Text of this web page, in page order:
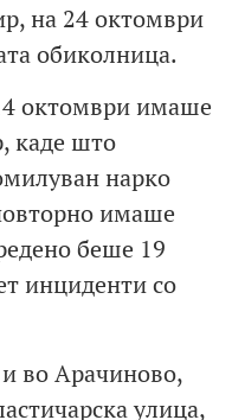
на 24 октомври
обиколница.
октомври имаше
каде што
нарко
имаше
беше 19
инциденти со
во Арачиново,
улица,